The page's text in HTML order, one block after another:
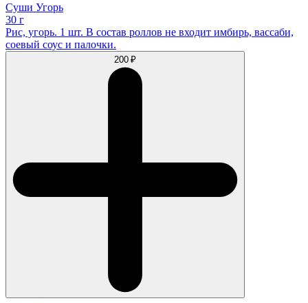
Суши Угорь
30 г
Рис, угорь. 1 шт. В состав роллов не входит имбирь, вассаби,
соевый соус и палочки.
200 ₽